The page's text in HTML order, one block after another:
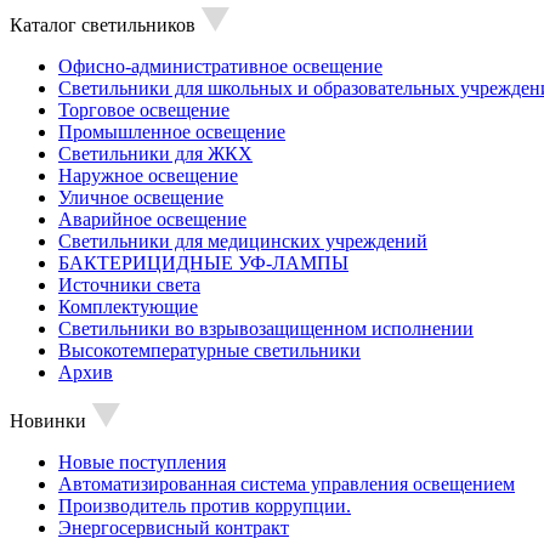
Каталог светильников
Офисно-административное освещение
Светильники для школьных и образовательных
Торговое освещение
Промышленное освещение
Светильники для ЖКХ
Наружное освещение
Уличное освещение
Аварийное освещение
Светильники для медицинских учреждений
БАКТЕРИЦИДНЫЕ УФ-ЛАМПЫ
Источники света
Комплектующие
Светильники во взрывозащищенном исполнении
Высокотемпературные светильники
Архив
Новинки
Новые поступления
Автоматизированная система управления освещением
Производитель против коррупции.
Энергосервисный контракт